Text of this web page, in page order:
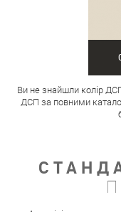
Ви не знайшли колір
ДСП за повними